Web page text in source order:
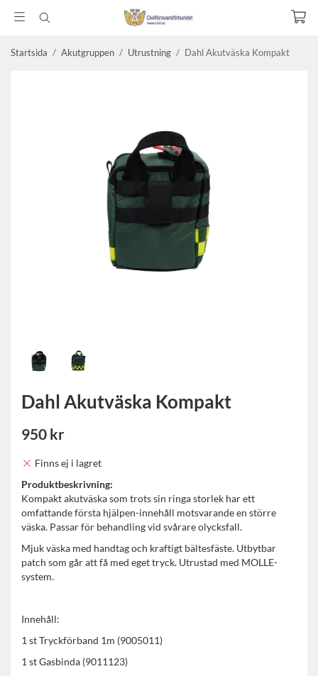
Startsida / Akutgruppen / Utrustning / Dahl Akutväska Kompakt
Dahl Akutväska Kompakt
950 kr
Finns ej i lagret
Produktbeskrivning:
Kompakt akutväska som trots sin ringa storlek har ett
omfattande första hjälpen-innehåll motsvarande en större
väska. Passar för behandling vid svårare olycksfall.
Mjuk väska med handtag och kraftigt bältesfäste. Utbytbar
patch som går att få med eget tryck. Utrustad med MOLLE-
system.
Innehåll:
1 st Tryckförband 1m (9005011)
1 st Gasbinda (9011123)